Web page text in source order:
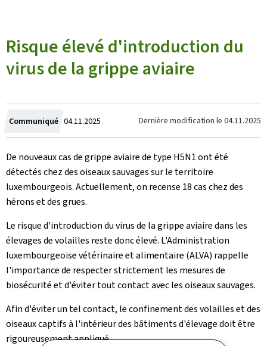
Risque élevé d'introduction du
virus de la grippe aviaire
Communiqué Crée
le
04.11.2025 Dernière modification le 04.11.2025
De nouveaux cas de grippe aviaire de type H5N1 ont été
détectés chez des oiseaux sauvages sur le territoire
luxembourgeois. Actuellement, on recense 18 cas chez des
hérons et des grues.
Le risque d'introduction du virus de la grippe aviaire dans les
élevages de volailles reste donc élevé. L'Administration
luxembourgeoise vétérinaire et alimentaire (ALVA) rappelle
l'importance de respecter strictement les mesures de
biosécurité et d'éviter tout contact avec les oiseaux sauvages.
Afin d'éviter un tel contact, le confinement des volailles et des
oiseaux captifs à l'intérieur des bâtiments d'élevage doit être
rigoureusement appliqué.